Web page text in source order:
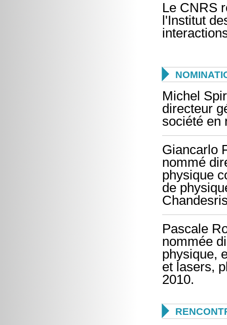
Le CNRS
l'Institut

Michel
directeur
société en
Giancarlo
nommé
physique
de
Pascale
nommée
physique,
et lasers,
2010.
